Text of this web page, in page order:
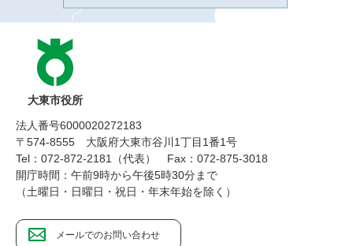
大東市役所
法人番号6000020272183
〒574-8555 大阪府大東市谷川1丁目1番1号
Tel：072-872-2181（代表）
Fax：072-875-3018
開庁時間：午前9時から午後5時30分まで
（土曜日・日曜日・祝日・年末年始を除く）
メールでのお問い合わせ